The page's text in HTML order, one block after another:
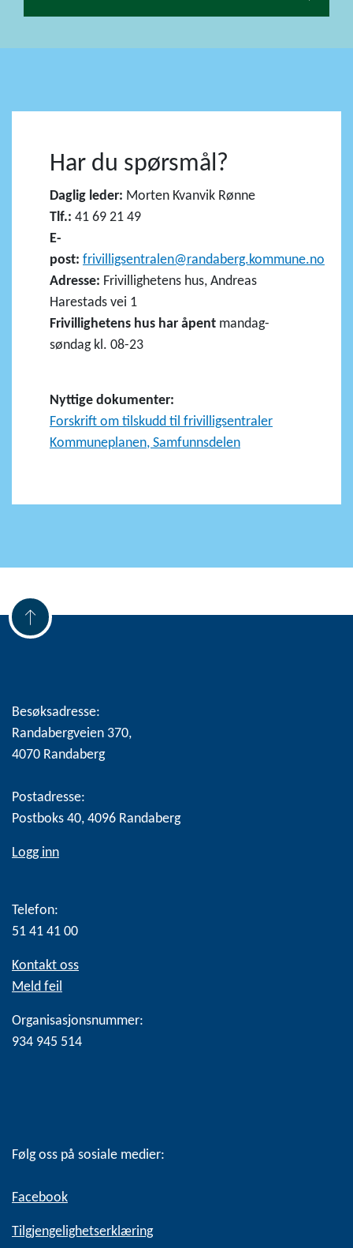
Har du spørsmål?
Daglig leder: Morten Kvanvik Rønne
Tlf.: 41 69 21 49
E-
post: frivilligsentralen@randaberg.kommune.no
Adresse: Frivillighetens hus, Andreas
Harestads vei 1
Frivillighetens hus har åpent mandag-
søndag kl. 08-23
Nyttige dokumenter:
Forskrift om tilskudd til frivilligsentraler
Kommuneplanen, Samfunnsdelen
Besøksadresse:
Randabergveien 370,
4070 Randaberg
Postadresse:
Postboks 40, 4096 Randaberg
Logg inn
Telefon:
51 41 41 00
Kontakt oss
Meld feil
Organisasjonsnummer:
934 945 514
Følg oss på sosiale medier:
Facebook
Tilgjengelighetserklæring